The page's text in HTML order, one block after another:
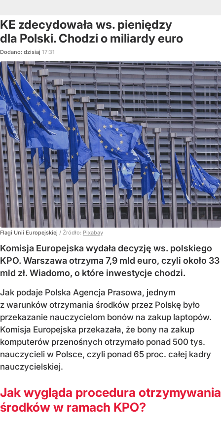
KE zdecydowała ws. pieniędzy
dla Polski. Chodzi o miliardy euro
Dodano: dzisiaj 17:31
Flagi Unii Europejskiej / Źródło: Pixabay
Komisja Europejska wydała decyzję ws. polskiego
KPO. Warszawa otrzyma 7,9 mld euro, czyli około 33
mld zł. Wiadomo, o które inwestycje chodzi.
Jak podaje Polska Agencja Prasowa, jednym
z warunków otrzymania środków przez Polskę było
przekazanie nauczycielom bonów na zakup laptopów.
Komisja Europejska przekazała, że bony na zakup
komputerów przenośnych otrzymało ponad 500 tys.
nauczycieli w Polsce, czyli ponad 65 proc. całej kadry
nauczycielskiej.
Jak wygląda procedura otrzymywania
środków w ramach KPO?